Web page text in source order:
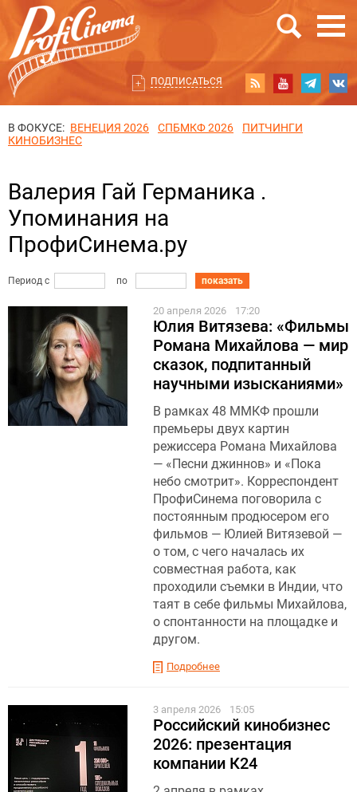
ПОДПИСАТЬСЯ
В ФОКУСЕ: ВЕНЕЦИЯ 2026 СПБМКФ 2026
ПИТЧИНГИ
КИНОБИЗНЕС
Валерия Гай Германика .
Упоминания на
ПрофиСинема.ру
Период с по показать
20 апреля 2026 17:20
Юлия Витязева: «Фильмы
Романа Михайлова — мир
сказок, подпитанный
научными изысканиями»
В рамках 48 ММКФ прошли
премьеры двух картин
режиссера Романа Михайлова
— «Песни джиннов» и «Пока
небо смотрит». Корреспондент
ПрофиСинема поговорила с
постоянным продюсером его
фильмов — Юлией Витязевой —
о том, с чего началась их
совместная работа, как
проходили съемки в Индии, что
таят в себе фильмы Михайлова,
о спонтанности на площадке и
другом.
Подробнее
3 апреля 2026 15:05
Российский кинобизнес
2026: презентация
компании К24